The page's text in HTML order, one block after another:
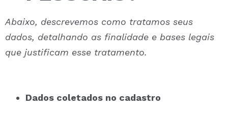
Abaixo, descrevemos como tratamos seus
dados, detalhando as finalidade e bases legais
que justificam esse tratamento.
Dados coletados no cadastro